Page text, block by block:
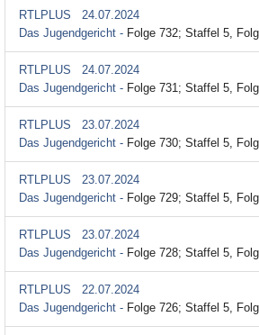
RTLPLUS
24.07.2024
Das Jugendgericht - Folge 732; Staffel 5,
RTLPLUS
24.07.2024
Das Jugendgericht - Folge 731; Staffel 5,
RTLPLUS
23.07.2024
Das Jugendgericht - Folge 730; Staffel 5,
RTLPLUS
23.07.2024
Das Jugendgericht - Folge 729; Staffel 5,
RTLPLUS
23.07.2024
Das Jugendgericht - Folge 728; Staffel 5,
RTLPLUS
22.07.2024
Das Jugendgericht - Folge 726; Staffel 5,